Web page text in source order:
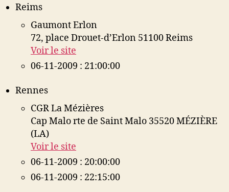
Reims
Gaumont Erlon
72, place Drouet-d’Erlon 51100 Reims
Voir le site
06-11-2009 : 21:00:00
Rennes
CGR La Mézières
Cap Malo rte de Saint Malo 35520 MÉZIÈRE
(LA)
Voir le site
06-11-2009 : 20:00:00
06-11-2009 : 22:15:00